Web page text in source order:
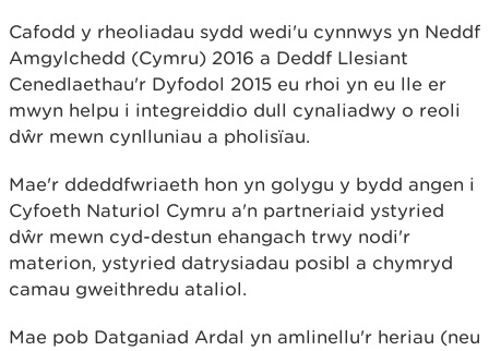
Cafodd y rheoliadau sydd wedi'u cynnwys yn Neddf
Amgylchedd (Cymru) 2016 a Deddf Llesiant
Cenedlaethau'r Dyfodol 2015 eu rhoi yn eu lle er
mwyn helpu i integreiddio dull cynaliadwy o reoli
dŵr mewn cynlluniau a pholisïau.
Mae'r ddeddfwriaeth hon yn golygu y bydd angen i
Cyfoeth Naturiol Cymru a'n partneriaid ystyried
dŵr mewn cyd-destun ehangach trwy nodi'r
materion, ystyried datrysiadau posibl a chymryd
camau gweithredu ataliol.
Mae pob Datganiad Ardal yn amlinellu'r heriau (neu